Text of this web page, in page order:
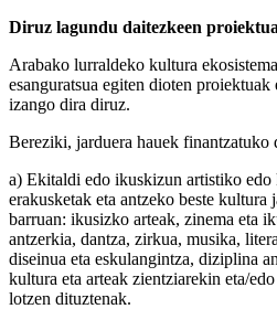
Diruz lagundu daitezkeen
Arabako lurraldeko kultura
esanguratsua egiten dioten
izango dira diruz.
Bereziki, jarduera hauek finantzatuko
a) Ekitaldi edo ikuskizun artistiko
erakusketak eta antzeko beste kultura
barruan: ikusizko arteak, zinema eta
antzerkia, dantza, zirkua, musika,
diseinua eta eskulangintza, diziplina
kultura eta arteak zientziarekin eta/
lotzen dituztenak.